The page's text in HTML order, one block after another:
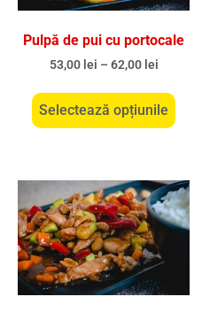
Pulpă de pui cu portocale
53,00 lei – 62,00 lei
Selectează opțiunile